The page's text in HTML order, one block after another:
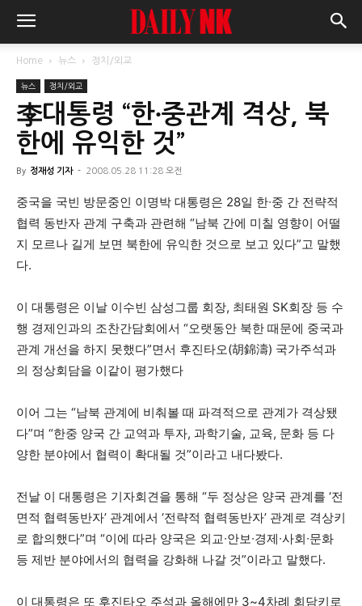
Home 뉴스 정치/외교
뉴스 정치/외교
李대통령 “한∙중관계 격상, 북
한에 유익한 것”
By 정재성 기자 - 2008.05.28 11:28 오전
중국을 국빈 방문중인 이명박 대통령은 28일 한∙중 간 전략적
협력 동반자 관계 구축과 관련해 “남북 간에 미칠 영향이 어떨
지 모르나 길게 보면 북한에 유익한 것으로 보고 있다”고 말했
다.
이 대통령은 이날 이수빈 삼성그룹 회장, 최태원 SK회장 등 수
행 경제인과의 조찬간담회에서 “오랫동안 북한 때문에 중국과
관계 개선을 하지 못했다”면서 후진타오(胡錦濤) 국가주석과
의 정상회담을 이같이 평가했다
이어 그는 “남북 관계에 비춰볼 때 파격적으로 관계가 격상됐
다”며 “한중 양국 간 교역과 투자, 과학기술, 교육, 문화 등 다
양한 분야에서 협력이 확대될 것”이라고 내다봤다.
전날 이 대통령은 기자회견을 통해 “두 정상은 양국 관계를 ‘전
면적 협력동반자’ 관계에서 ‘전략적 협력동반자’ 관계로 격상키
로 합의했다”며 “이에 따라 양국은 외교∙안보∙경제∙사회∙문화
등 제반 분야에서의 협력을 강화해 나갈 것”이라고 말했다.
이 대통령은 또 후진타오 주석과 올해에만 3~4차례 회담키로